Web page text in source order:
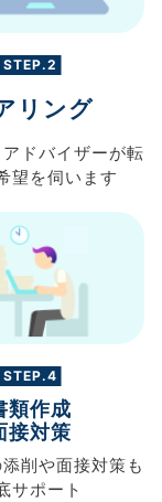
STEP.2
リング
アドバイザーが転
望を伺います
STEP.4
類作成
接対策
添削や面接対策も
サポート